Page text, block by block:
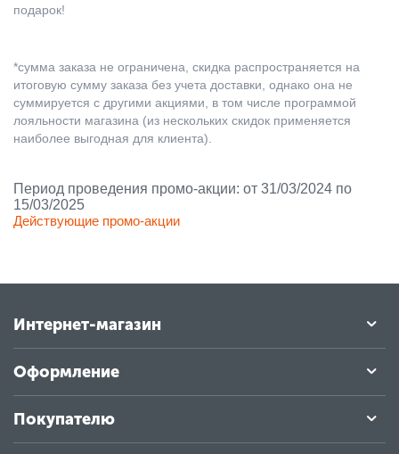
подарок!
*сумма заказа не ограничена, скидка распространяется на
итоговую сумму заказа без учета доставки, однако она не
суммируется с другими акциями, в том числе программой
лояльности магазина (из нескольких скидок применяется
наиболее выгодная для клиента).
Период проведения промо-акции: от 31/03/2024 по
15/03/2025
Действующие промо-акции
Интернет-магазин
Оформление
Покупателю